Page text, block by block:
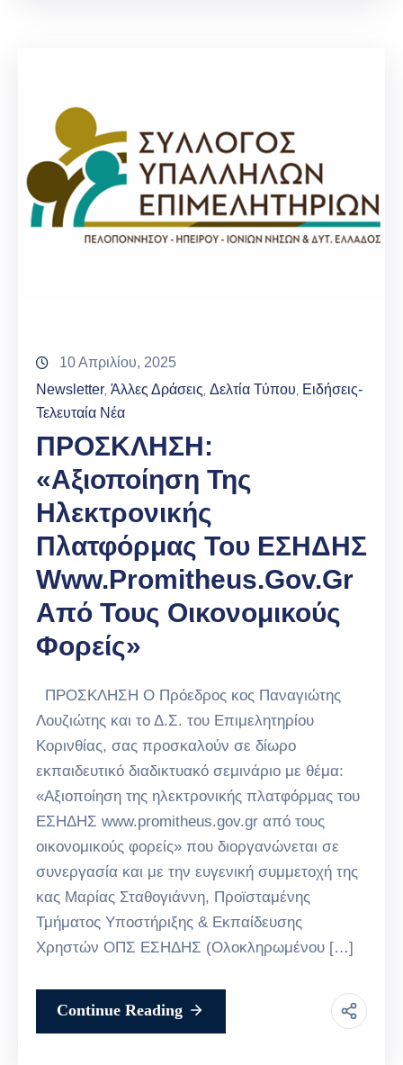
10 Απριλίου, 2025
Newsletter Άλλες Δράσεις Δελτία Τύπου Ειδήσεις-
Τελευταία Νέα
ΠΡΟΣΚΛΗΣΗ:
«Αξιοποίηση Της
Ηλεκτρονικής
Πλατφόρμας Του ΕΣΗΔΗΣ
Www.promitheus.gov.gr
Από Τους Οικονομικούς
Φορείς»
ΠΡΟΣΚΛΗΣΗ O Πρόεδρος κος Παναγιώτης
Λουζιώτης και το Δ.Σ. του Επιμελητηρίου
Κορινθίας, σας προσκαλούν σε δίωρο
εκπαιδευτικό διαδικτυακό σεμινάριο με θέμα:
«Αξιοποίηση της ηλεκτρονικής πλατφόρμας του
ΕΣΗΔΗΣ www.promitheus.gov.gr από τους
οικονομικούς φορείς» που διοργανώνεται σε
συνεργασία και με την ευγενική συμμετοχή της
κας Μαρίας Σταθογιάννη, Προϊσταμένης
Τμήματος Υποστήριξης & Εκπαίδευσης
Χρηστών ΟΠΣ ΕΣΗΔΗΣ (Ολοκληρωμένου […]
Continue Reading